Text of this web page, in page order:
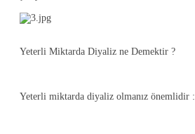
Yeterli Miktarda Diyaliz ne Demektir ?
Yeterli miktarda diyaliz olmanız önemlidir :